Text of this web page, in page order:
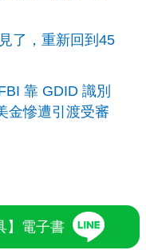
了，重新回到45
靠 GDID 識別
金慘遭引渡受審
】電子書